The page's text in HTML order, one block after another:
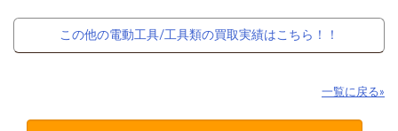
この他の電動工具/工具類の買取実績はこちら！！
一覧に戻る»